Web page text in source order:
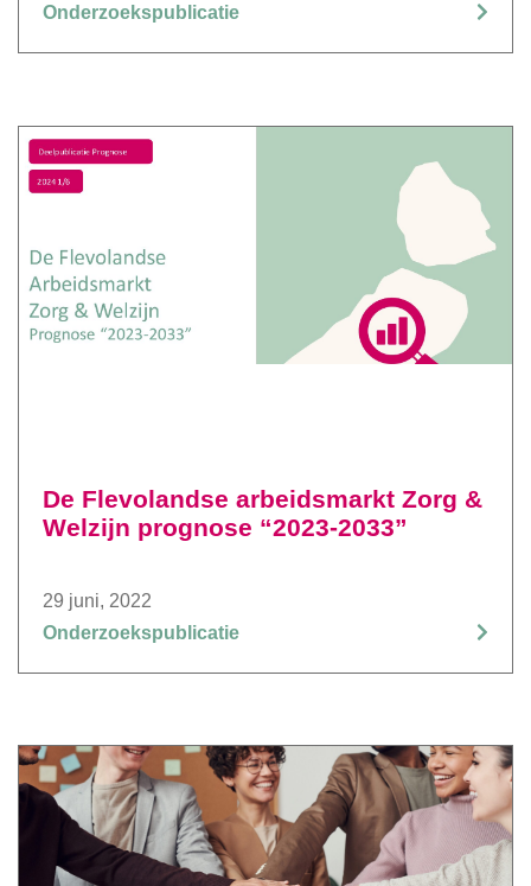
Onderzoekspublicatie
De Flevolandse arbeidsmarkt Zorg &
Welzijn prognose “2023-2033”
29 juni, 2022
Onderzoekspublicatie